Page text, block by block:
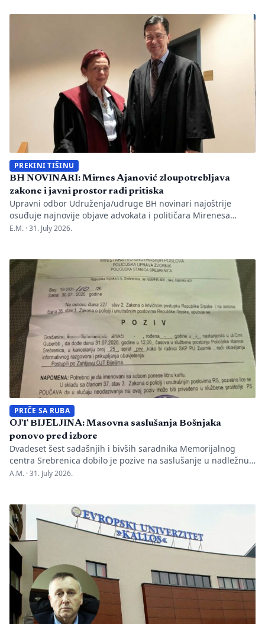
se tih dana nije samo […]
PREKINI TIŠINU
BH NOVINARI: Mirnes Ajanović zloupotrebljava
zakone i javni prostor radi pritiska
Upravni odbor Udruženja/udruge BH novinari najoštrije
osuđuje najnovije objave advokata i političara Mirenesa
Ajanovića i kontinuiranu kampanju javnog targetiranja,
Novinara Marka Divkovića i generalnu tajnicu Borku Rudić.
Nakon ranije podnesenih krivičnih prijava i tužbi za klevetu
protiv Anise Mahmutović i odgovornih osoba […]
E.M. ·31. July 2026.
PRIČE SA RUBA
OJT BIJELJINA: Masovna saslušanja Bošnjaka
ponovo pred izbore
Dvadeset šest sadašnjih i bivših saradnika Memorijalnog
centra Srebrenica dobilo je pozive na saslušanje u nadležnu
policijsku stanicu po nalogu Okružnog javnog tužilaštva u
nakon predstavljanja godišnjeg Izvještaja o negiranju
genocida. Iz Memorijalnog centra upozoravaju da se
istovremeno pozivanje […]
A.M. ·31. July 2026.